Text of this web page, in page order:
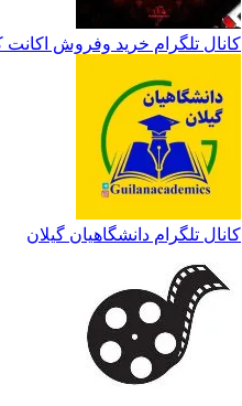
کانال تلگرام خرید وفروش اکانت
کانال تلگرام دانشگاهیان گیلان